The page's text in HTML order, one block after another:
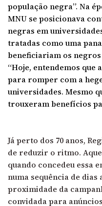
população negra”. Na
MNU se posicionava
negras em
tratadas como uma
beneficiariam os
“Hoje, entendemos
para romper com a
universidades. Mesmo
trouxeram benefícios
Já perto dos 70 anos,
de reduzir o ritmo.
quando concedeu essa
numa sequência de
proximidade da
convidada para